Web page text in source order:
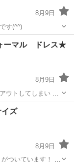
8月9日
す(^^)
ッシュガード
ーマル ドレス★
8月9日
ウトしてしまい 着
ン
式
ズ
8月9日
ついています！ 歩